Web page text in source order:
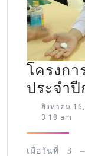
โครงก
ประจำ
สิงหาคม 16,
3:18 am
เมื่อวันที่ 3